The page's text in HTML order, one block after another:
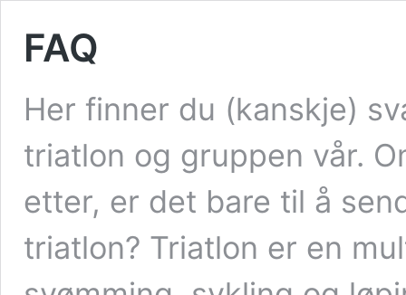
FAQ
Her finner du (kanskje)
triatlon og gruppen vår.
etter, er det bare til å
triatlon? Triatlon er en